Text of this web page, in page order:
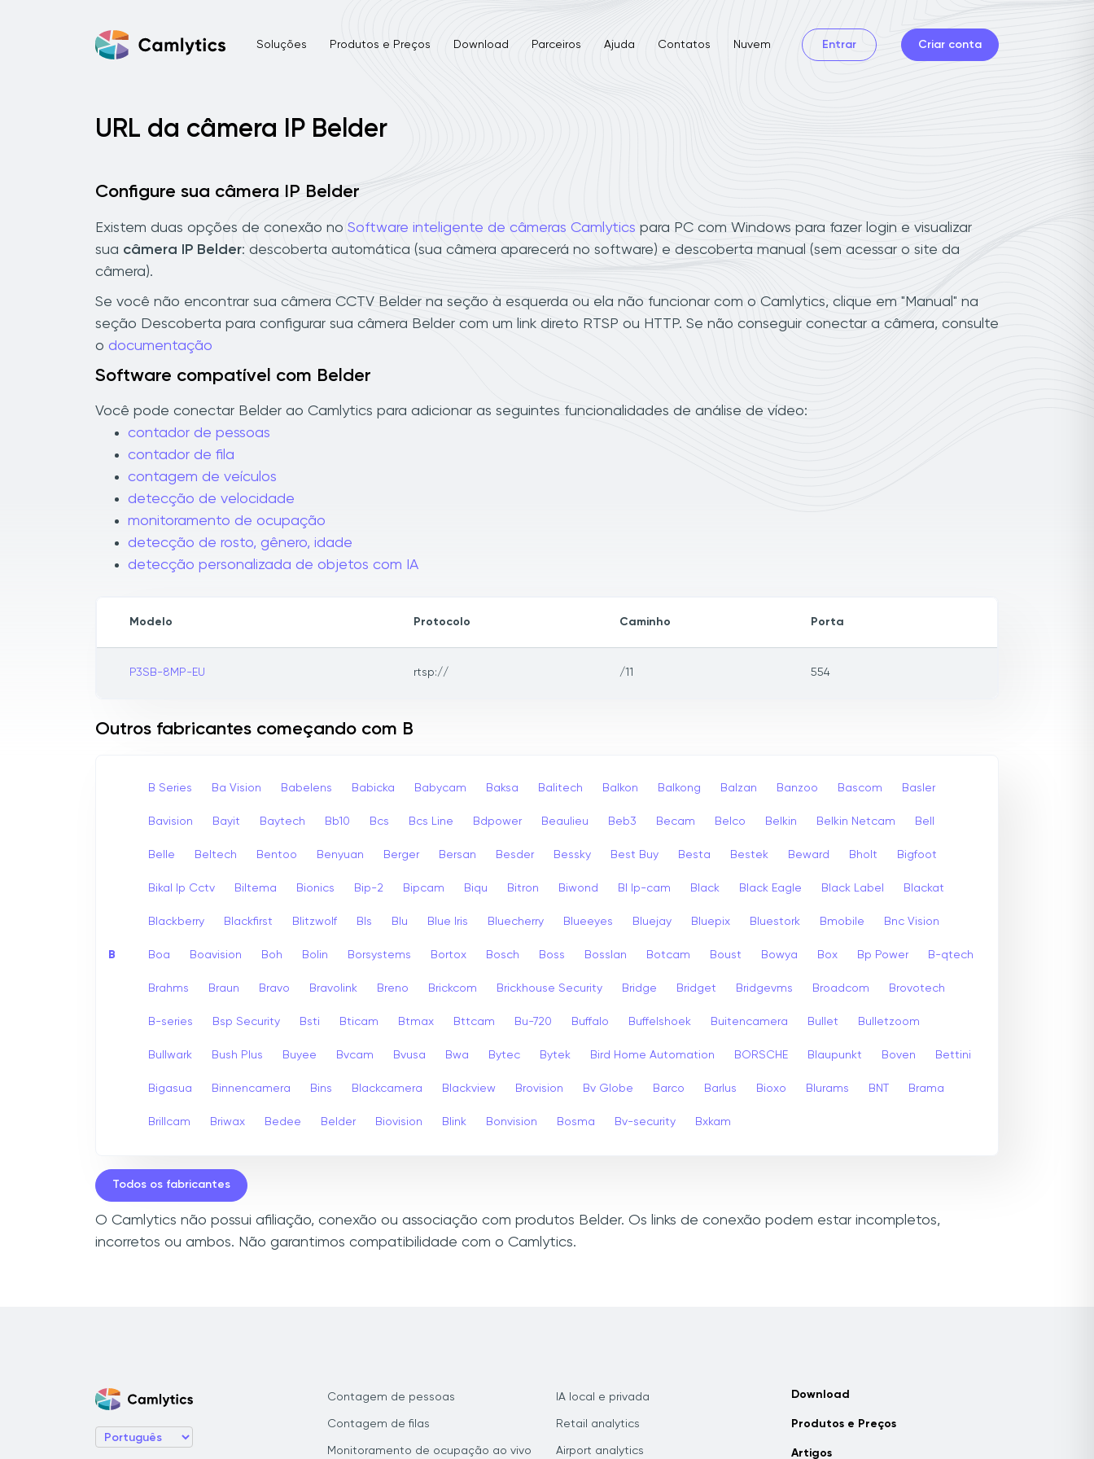
Soluções Produtos e Preços Download Parceiros Ajuda Contatos Nuvem Entrar Criar conta
URL da câmera IP Belder
Configure sua câmera IP Belder
Existem duas opções de conexão no Software inteligente de câmeras Camlytics para PC com Windows para fazer login e visualizar
sua câmera IP Belder: descoberta automática (sua câmera aparecerá no software) e descoberta manual (sem acessar o site da
câmera).
Se você não encontrar sua câmera CCTV Belder na seção à esquerda ou ela não funcionar com o Camlytics, clique em "Manual" na
seção Descoberta para configurar sua câmera Belder com um link direto RTSP ou HTTP. Se não conseguir conectar a câmera, consulte
o documentação
Software compatível com Belder
Você pode conectar Belder ao Camlytics para adicionar as seguintes funcionalidades de análise de vídeo:
contador de pessoas
contador de fila
contagem de veículos
detecção de velocidade
monitoramento de ocupação
detecção de rosto, gênero, idade
detecção personalizada de objetos com IA
Modelo Protocolo Caminho Porta
P3SB-8MP-EU rtsp:// /11 554
Outros fabricantes começando com B
B
B Series Ba Vision Babelens Babicka Babycam Baksa Balitech Balkon Balkong Balzan Banzoo Bascom Basler
Bavision Bayit Baytech Bb10 Bcs Bcs Line Bdpower Beaulieu Beb3 Becam Belco Belkin Belkin Netcam Bell
Belle Beltech Bentoo Benyuan Berger Bersan Besder Bessky Best Buy Besta Bestek Beward Bholt Bigfoot
Bikal Ip Cctv Biltema Bionics Bip-2 Bipcam Biqu Bitron Biwond Bl Ip-cam Black Black Eagle Black Label Blackat
Blackberry Blackfirst Blitzwolf Bls Blu Blue Iris Bluecherry Blueeyes Bluejay Bluepix Bluestork Bmobile Bnc Vision
Boa Boavision Boh Bolin Borsystems Bortox Bosch Boss Bosslan Botcam Boust Bowya Box Bp Power B-qtech
Brahms Braun Bravo Bravolink Breno Brickcom Brickhouse Security Bridge Bridget Bridgevms Broadcom Brovotech
B-series Bsp Security Bsti Bticam Btmax Bttcam Bu-720 Buffalo Buffelshoek Buitencamera Bullet Bulletzoom
Bullwark Bush Plus Buyee Bvcam Bvusa Bwa Bytec Bytek Bird Home Automation BORSCHE Blaupunkt Boven Bettini
Bigasua Binnencamera Bins Blackcamera Blackview Brovision Bv Globe Barco Barlus Bioxo Blurams BNT Brama
Brillcam Briwax Bedee Belder Biovision Blink Bonvision Bosma Bv-security Bxkam
Todos os fabricantes
O Camlytics não possui afiliação, conexão ou associação com produtos Belder. Os links de conexão podem estar incompletos,
incorretos ou ambos. Não garantimos compatibilidade com o Camlytics.
Contagem de pessoas
Contagem de filas
Monitoramento de ocupação ao vivo
IA local e privada
Retail analytics
Airport analytics
Download
Produtos e Preços
Artigos